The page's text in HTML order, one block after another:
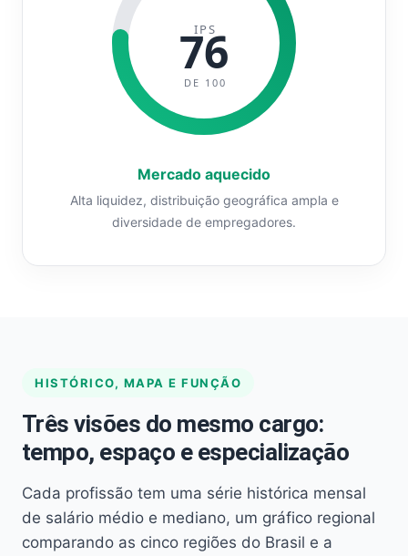
IPS
76
DE 100
Mercado aquecido
Alta liquidez, distribuição geográfica ampla e
diversidade de empregadores.
HISTÓRICO, MAPA E FUNÇÃO
Três visões do mesmo cargo:
tempo, espaço e especialização
Cada profissão tem uma série histórica mensal
de salário médio e mediano, um gráfico regional
comparando as cinco regiões do Brasil e a